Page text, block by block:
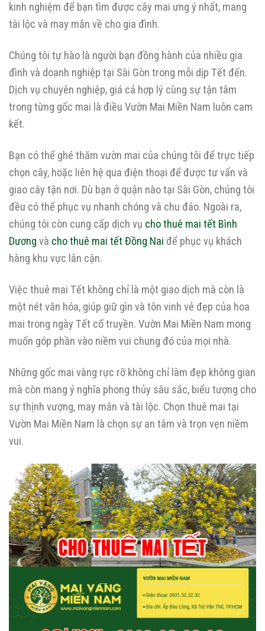
kinh nghiệm để bạn tìm được cây mai ưng ý nhất, mang
tài lộc và may mắn về cho gia đình.
Chúng tôi tự hào là người bạn đồng hành của nhiều gia
đình và doanh nghiệp tại Sài Gòn trong mỗi dịp Tết đến.
Dịch vụ chuyên nghiệp, giá cả hợp lý cùng sự tận tâm
trong từng gốc mai là điều Vườn Mai Miền Nam luôn cam
kết.
Bạn có thể ghé thăm vườn mai của chúng tôi để trực tiếp
chọn cây, hoặc liên hệ qua điện thoại để được tư vấn và
giao cây tận nơi. Dù bạn ở quận nào tại Sài Gòn, chúng tôi
đều có thể phục vụ nhanh chóng và chu đáo. Ngoài ra,
chúng tôi còn cung cấp dịch vụ cho thuê mai tết Bình
Dương và cho thuê mai tết Đồng Nai để phục vụ khách
hàng khu vực lân cận.
Việc thuê mai Tết không chỉ là một giao dịch mà còn là
một nét văn hóa, giúp giữ gìn và tôn vinh vẻ đẹp của hoa
mai trong ngày Tết cổ truyền. Vườn Mai Miền Nam mong
muốn góp phần vào niềm vui chung đó của mọi nhà.
Những gốc mai vàng rực rỡ không chỉ làm đẹp không gian
mà còn mang ý nghĩa phong thủy sâu sắc, biểu tượng cho
sự thịnh vượng, may mắn và tài lộc. Chọn thuê mai tại
Vườn Mai Miền Nam là chọn sự an tâm và trọn vẹn niềm
vui.